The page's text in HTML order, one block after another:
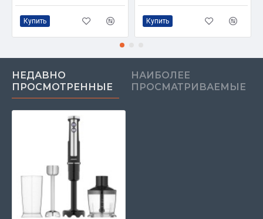
Купить Купить
НЕДАВНО
ПРОСМОТРЕННЫЕ
НАИБОЛЕЕ
ПРОСМАТРИВАЕМЫЕ